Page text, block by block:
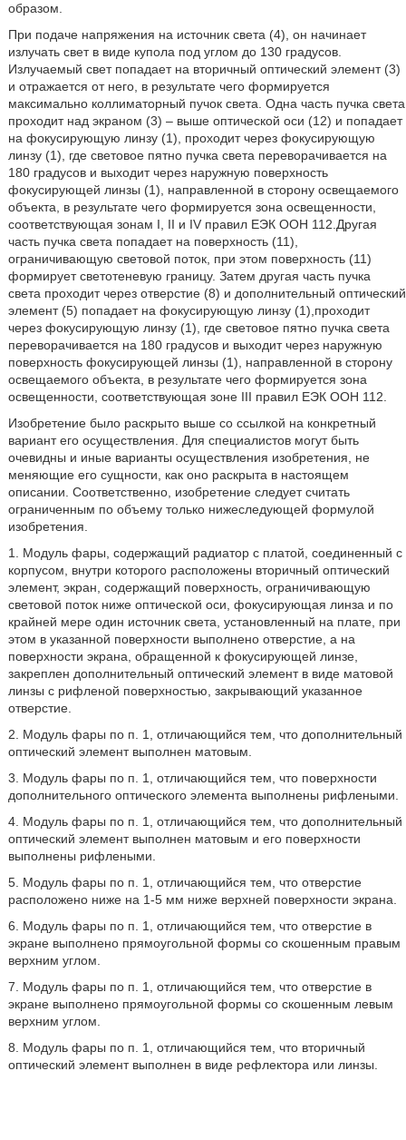
образом.
При подаче напряжения на источник света (4), он начинает
излучать свет в виде купола под углом до 130 градусов.
Излучаемый свет попадает на вторичный оптический элемент (3)
и отражается от него, в результате чего формируется
максимально коллиматорный пучок света. Одна часть пучка света
проходит над экраном (3) – выше оптической оси (12) и попадает
на фокусирующую линзу (1), проходит через фокусирующую
линзу (1), где световое пятно пучка света переворачивается на
180 градусов и выходит через наружную поверхность
фокусирующей линзы (1), направленной в сторону освещаемого
объекта, в результате чего формируется зона освещенности,
соответствующая зонам I, II и IV правил ЕЭК ООН 112.Другая
часть пучка света попадает на поверхность (11),
ограничивающую световой поток, при этом поверхность (11)
формирует светотеневую границу. Затем другая часть пучка
света проходит через отверстие (8) и дополнительный оптический
элемент (5) попадает на фокусирующую линзу (1),проходит
через фокусирующую линзу (1), где световое пятно пучка света
переворачивается на 180 градусов и выходит через наружную
поверхность фокусирующей линзы (1), направленной в сторону
освещаемого объекта, в результате чего формируется зона
освещенности, соответствующая зоне III правил ЕЭК ООН 112.
Изобретение было раскрыто выше со ссылкой на конкретный
вариант его осуществления. Для специалистов могут быть
очевидны и иные варианты осуществления изобретения, не
меняющие его сущности, как оно раскрыта в настоящем
описании. Соответственно, изобретение следует считать
ограниченным по объему только нижеследующей формулой
изобретения.
1. Модуль фары, содержащий радиатор с платой, соединенный с
корпусом, внутри которого расположены вторичный оптический
элемент, экран, содержащий поверхность, ограничивающую
световой поток ниже оптической оси, фокусирующая линза и по
крайней мере один источник света, установленный на плате, при
этом в указанной поверхности выполнено отверстие, а на
поверхности экрана, обращенной к фокусирующей линзе,
закреплен дополнительный оптический элемент в виде матовой
линзы с рифленой поверхностью, закрывающий указанное
отверстие.
2. Модуль фары по п. 1, отличающийся тем, что дополнительный
оптический элемент выполнен матовым.
3. Модуль фары по п. 1, отличающийся тем, что поверхности
дополнительного оптического элемента выполнены рифлеными.
4. Модуль фары по п. 1, отличающийся тем, что дополнительный
оптический элемент выполнен матовым и его поверхности
выполнены рифлеными.
5. Модуль фары по п. 1, отличающийся тем, что отверстие
расположено ниже на 1-5 мм ниже верхней поверхности экрана.
6. Модуль фары по п. 1, отличающийся тем, что отверстие в
экране выполнено прямоугольной формы со скошенным правым
верхним углом.
7. Модуль фары по п. 1, отличающийся тем, что отверстие в
экране выполнено прямоугольной формы со скошенным левым
верхним углом.
8. Модуль фары по п. 1, отличающийся тем, что вторичный
оптический элемент выполнен в виде рефлектора или линзы.